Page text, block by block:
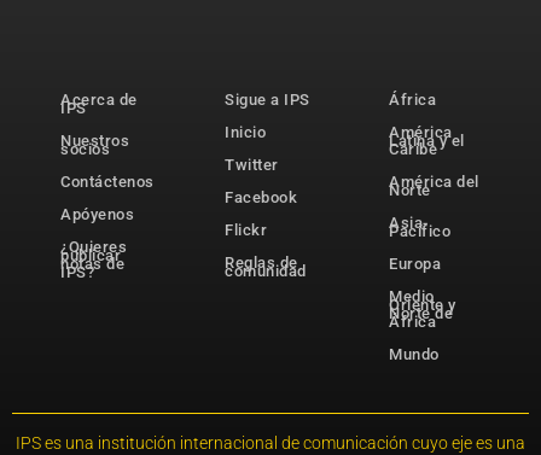
Acerca de
IPS
Nuestros
socios
Contáctenos
Apóyenos
¿Quieres
publicar
notas de
IPS?
Sigue a IPS
Inicio
Twitter
Facebook
Flickr
Reglas de
comunidad
África
América
Latina y el
Caribe
América del
Norte
Asia-
Pacífico
Europa
Medio
Oriente y
Norte de
África
Mundo
IPS es una institución internacional de comunicación cuyo eje es una